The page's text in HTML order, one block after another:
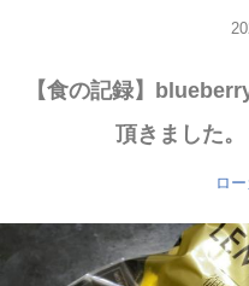
【食の記録】
頂きました。
ロ